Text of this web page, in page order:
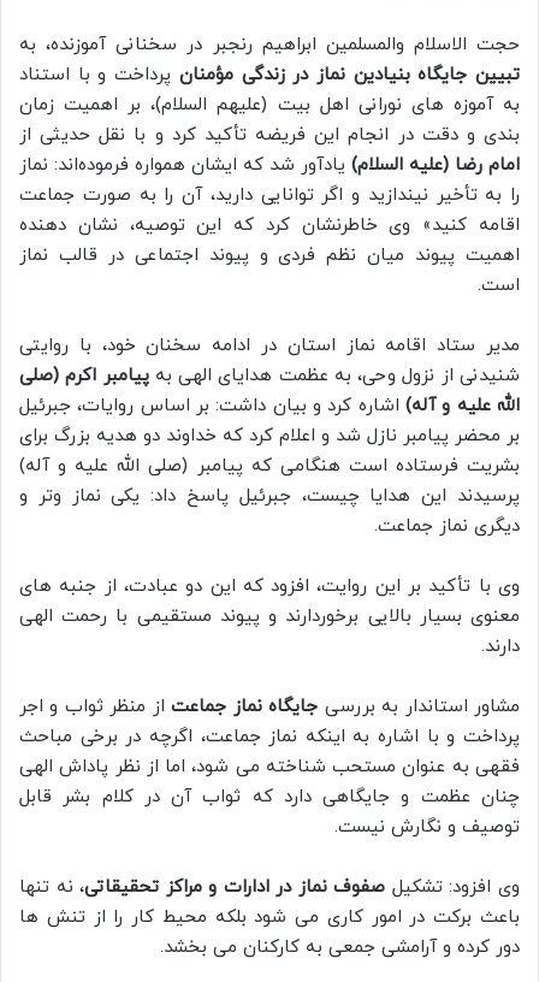
حجت الاسلام والمسلمین ابراهیم رنجبر در سخنانی آموزنده، به
تبیین جایگاه بنیادین نماز در زندگی مؤمنان پرداخت و با استناد
به آموزه های نورانی اهل بیت (علیهم السلام)، بر اهمیت زمان
بندی و دقت در انجام این فریضه تأکید کرد و با نقل حدیثی از
امام رضا (علیه السلام) یادآور شد که ایشان همواره فرموده‌اند: نماز
را به تأخیر نیندازید و اگر توانایی دارید، آن را به صورت جماعت
اقامه کنید» وی خاطرنشان کرد که این توصیه، نشان دهنده
اهمیت پیوند میان نظم فردی و پیوند اجتماعی در قالب نماز
است.
مدیر ستاد اقامه نماز استان در ادامه سخنان خود، با روایتی
شنیدنی از نزول وحی، به عظمت هدایای الهی بهپیامبر اکرم (صلی
الله علیه و آله) اشاره کرد و بیان داشت: بر اساس روایات، جبرئیل
بر محضر پیامبر نازل شد و اعلام کرد که خداوند دو هدیه بزرگ برای
بشریت فرستاده است هنگامی که پیامبر (صلی الله علیه و آله)
پرسیدند این هدایا چیست، جبرئیل پاسخ داد: یکی نماز وتر و
دیگری نماز جماعت.
وی با تأکید بر این روایت، افزود که این دو عبادت، از جنبه های
معنوی بسیار بالایی برخوردارند و پیوند مستقیمی با رحمت الهی
دارند.
مشاور استاندار به بررسی جایگاه نماز جماعتاز منظر ثواب و اجر
پرداخت و با اشاره به اینکه نماز جماعت، اگرچه در برخی مباحث
فقهی به عنوان مستحب شناخته می شود، اما از نظر پاداش الهی
چنان عظمت و جایگاهی دارد که ثواب آن در کلام بشر قابل
توصیف و نگارش نیست.
وی افزود: تشکیل صفوف نماز در ادارات و مراکز تحقیقاتی، نه تنها
باعث برکت در امور کاری می شود بلکه محیط کار را از تنش ها
دور کرده و آرامشی جمعی به کارکنان می بخشد.